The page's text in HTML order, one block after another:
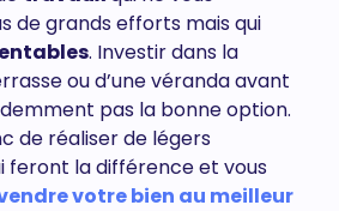
de grands efforts mais qui
. Investir dans la
ou d’une véranda avant
pas la bonne option.
de réaliser de légers
feront la différence et vous
votre bien au meilleur